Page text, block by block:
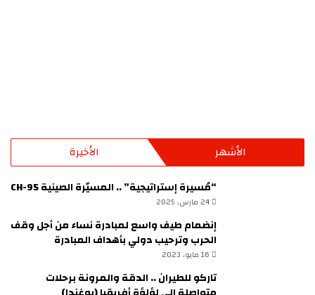
الأشهر الأخيرة
“مُسيرة إستراتيجية” .. المسيّرة الصينية CH-95
24 مارس، 2025
إنضمام طيف واسع لمبادرة نساء من أجل وقف
الحرب وترحيب دولي بأهداف المبادرة
16 مايو، 2023
تاركو للطيران .. الدقة والمرونة برحلات